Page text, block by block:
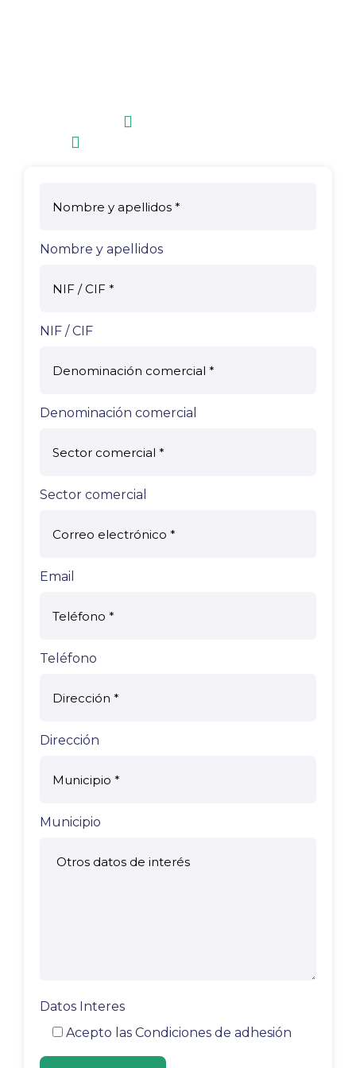
Nombre y apellidos
NIF / CIF
Denominación comercial
Sector comercial
Email
Teléfono
Dirección
Municipio
Datos Interes
Acepto las Condiciones de adhesión